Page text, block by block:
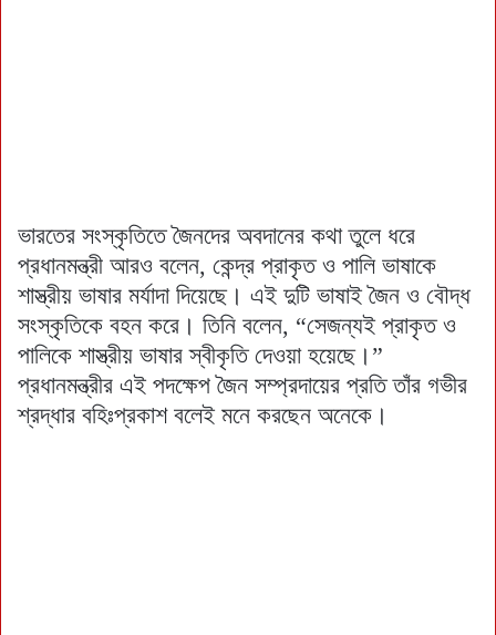
ভারতের সংস্কৃতিতে জৈনদের অবদানের কথা তুলে ধরে
প্রধানমন্ত্রী আরও বলেন, কেন্দ্র প্রাকৃত ও পালি ভাষাকে
শাস্ত্রীয় ভাষার মর্যাদা দিয়েছে। এই দুটি ভাষাই জৈন ও বৌদ্ধ
সংস্কৃতিকে বহন করে। তিনি বলেন, “সেজন্যই প্রাকৃত ও
পালিকে শাস্ত্রীয় ভাষার স্বীকৃতি দেওয়া হয়েছে।”
প্রধানমন্ত্রীর এই পদক্ষেপ জৈন সম্প্রদায়ের প্রতি তাঁর গভীর
শ্রদ্ধার বহিঃপ্রকাশ বলেই মনে করছেন অনেকে।